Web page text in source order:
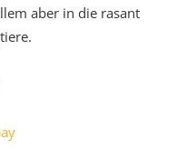
aber in die rasant